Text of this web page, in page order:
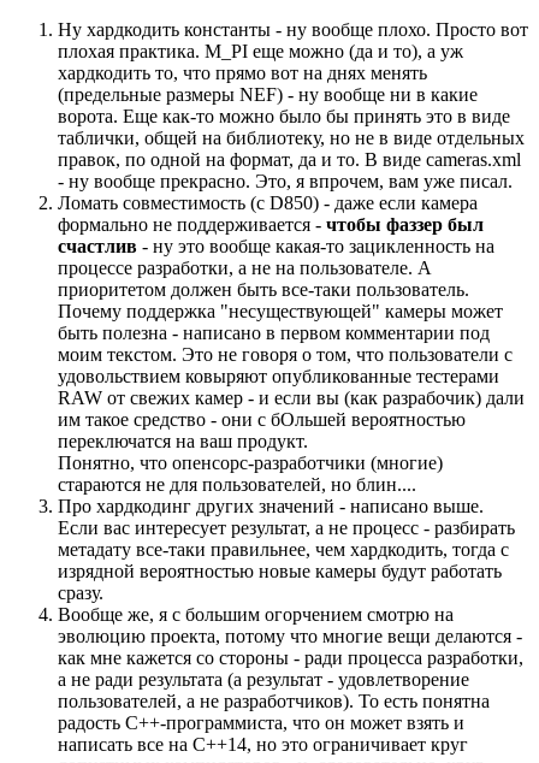
Ну хардкодить константы - ну вообще плохо. Просто вот
плохая практика. M_PI еще можно (да и то), а уж
хардкодить то, что прямо вот на днях менять
(предельные размеры NEF) - ну вообще ни в какие
ворота. Еще как-то можно было бы принять это в виде
таблички, общей на библиотеку, но не в виде отдельных
правок, по одной на формат, да и то. В виде cameras.xml
- ну вообще прекрасно. Это, я впрочем, вам уже писал.
Ломать совместимость (с D850) - даже если камера
формально не поддерживается - чтобы фаззер был
счастлив - ну это вообще какая-то зацикленность на
процессе разработки, а не на пользователе. А
приоритетом должен быть все-таки пользователь.
Почему поддержка "несуществующей" камеры может
быть полезна - написано в первом комментарии под
моим текстом. Это не говоря о том, что пользователи с
удовольствием ковыряют опубликованные тестерами
RAW от свежих камер - и если вы (как разрабочик) дали
им такое средство - они с бОльшей вероятностью
переключатся на ваш продукт.
Понятно, что опенсорс-разработчики (многие)
стараются не для пользователей, но блин....
Про хардкодинг других значений - написано выше.
Если вас интересует результат, а не процесс - разбирать
метадату все-таки правильнее, чем хардкодить, тогда с
изрядной вероятностью новые камеры будут работать
сразу.
Вообще же, я с большим огорчением смотрю на
эволюцию проекта, потому что многие вещи делаются -
как мне кажется со стороны - ради процесса разработки,
а не ради результата (а результат - удовлетворение
пользователей, а не разработчиков). То есть понятна
радость C++-программиста, что он может взять и
написать все на C++14, но это ограничивает круг